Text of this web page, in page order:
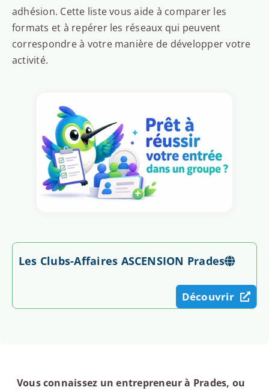
adhésion. Cette liste vous aide à comparer les
formats et à repérer les réseaux qui peuvent
correspondre à votre manière de développer votre
activité.
Les Clubs-Affaires ASCENSION Prades
Découvrir
Vous connaissez un entrepreneur à Prades, ou